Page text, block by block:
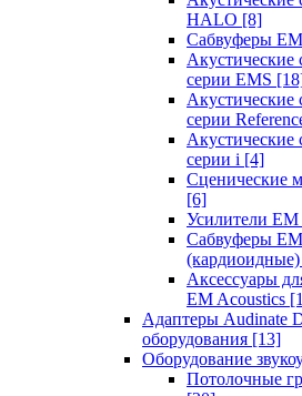
HALO [8]
Сабвуферы
Акустические
серии EMS
Акустические
серии
Акустические
серии i [4]
Сценические
[6]
Усилители EM
Сабвуферы
(кардиоидные)
Аксессуары
EM Acoustics
Адаптеры Audinate
оборудования [13]
Оборудование
Потолочные